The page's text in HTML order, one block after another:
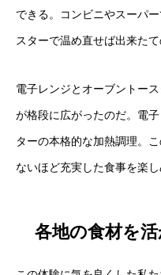
できる。コンビニやスーパ
スターで温め直せば出来た
電子レンジとオーブントー
が格段に広がったのだ。電
ターの本格的な加熱調理。
ないほど充実した食事を楽し
各地の食材を